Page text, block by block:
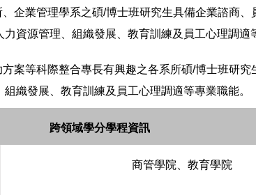
企業管理學系之碩/博士班研究生具備企業諮商、
力資源管理、組織發展、教育訓練及員工心理調適
案等科際整合專長有興趣之各系所碩/博士班研究
組織發展、教育訓練及員工心理調適等專業職能。
跨領域學分學程資訊
商管學院、教育學院